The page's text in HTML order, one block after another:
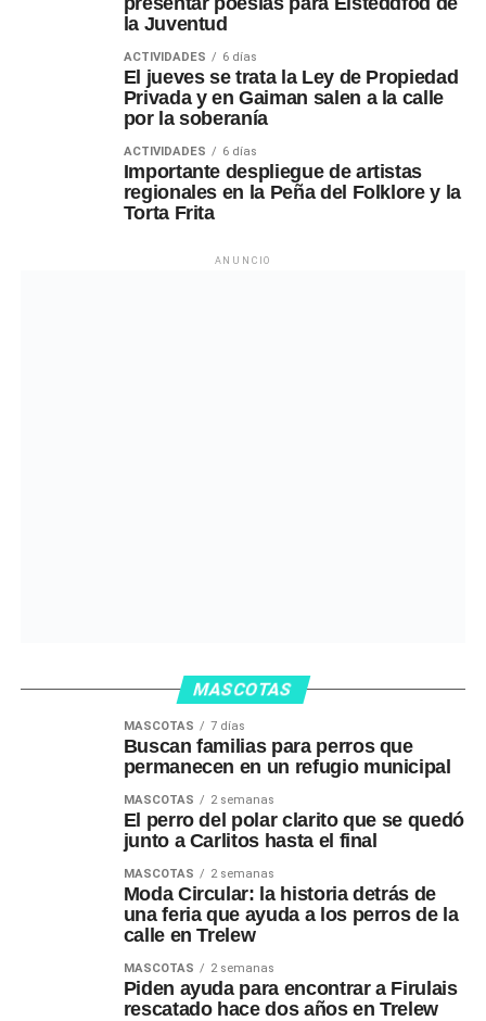
la Juventud
ACTIVIDADES 6 días
El jueves se trata la Ley de Propiedad
Privada y en Gaiman salen a la calle
por la soberanía
ACTIVIDADES 6 días
Importante despliegue de artistas
regionales en la Peña del Folklore y la
Torta Frita
ANUNCIO
MASCOTAS
MASCOTAS 7 días
Buscan familias para perros que
permanecen en un refugio municipal
MASCOTAS 2 semanas
El perro del polar clarito que se quedó
junto a Carlitos hasta el final
MASCOTAS 2 semanas
Moda Circular: la historia detrás de
una feria que ayuda a los perros de la
calle en Trelew
MASCOTAS 2 semanas
Piden ayuda para encontrar a Firulais
rescatado hace dos años en Trelew